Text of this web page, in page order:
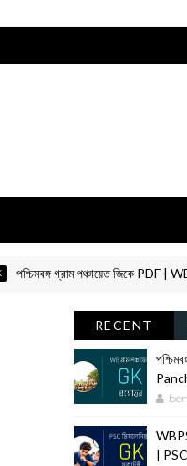
গ্রাম পঞ্চায়েত জিকে PDF | WB
RECENT
| PSC